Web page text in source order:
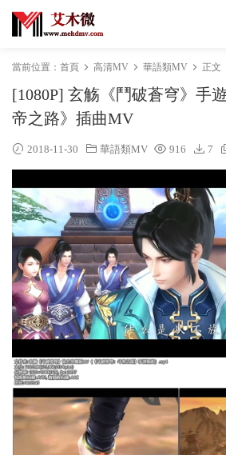
當前位置： 首頁 高清MV 華語類MV 正文
[1080P] 玄觞《鬥破蒼穹》手
帝之路》插曲MV
2018-11-30 華語類MV 916 7